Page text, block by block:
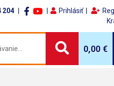
204 Prihlásiť
0,00 €